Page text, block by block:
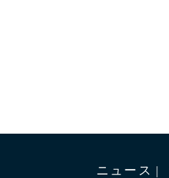
ニュース